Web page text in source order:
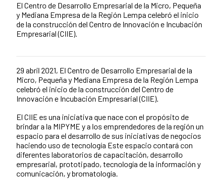
El Centro de Desarrollo Empresarial de la Micro, Pequeña
y Mediana Empresa de la Región Lempa celebró el inicio
de la construcción del Centro de Innovación e Incubación
Empresarial (CIIE).
Contenido de la noticia
29 abril 2021, El Centro de Desarrollo Empresarial de la
Micro, Pequeña y Mediana Empresa de la Región Lempa
celebró el inicio de la construcción del Centro de
Innovación e Incubación Empresarial (CIIE).
El CIIE es una iniciativa que nace con el propósito de
brindar a la MIPYME y a los emprendedores de la región un
espacio para el desarrollo de sus iniciativas de negocios
haciendo uso de tecnología Este espacio contará con
diferentes laboratorios de capacitación, desarrollo
empresarial, prototipado, tecnología de la información y
comunicación, y bromatología.